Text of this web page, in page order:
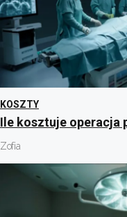
KOSZTY
Ile kosztuje operacja
Zofia